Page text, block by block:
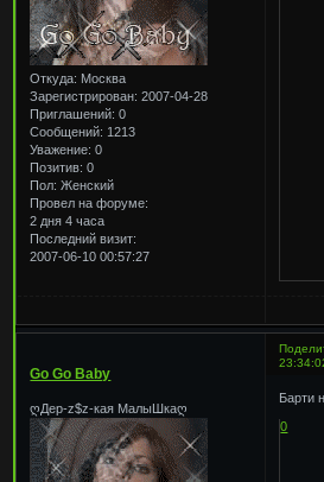
Откуда: Москва
Зарегистрирован: 2007-04-28
Приглашений: 0
Сообщений: 1213
Уважение: 0
Позитив: 0
Пол: Женский
Провел на форуме:
2 дня 4 часа
Последний визит:
2007-06-10 00:57:27
Go Go Baby
ღДер-z$z-кая МалыШкаღ
Барти
0